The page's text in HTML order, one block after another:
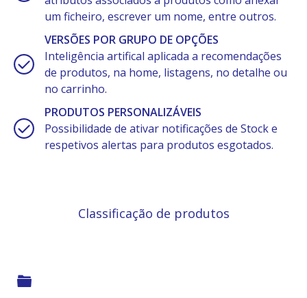
um ficheiro, escrever um nome, entre outros.
VERSÕES POR GRUPO DE OPÇÕES
Inteligência artifical aplicada a recomendações
de produtos, na home, listagens, no detalhe ou
no carrinho.
PRODUTOS PERSONALIZÁVEIS
Possibilidade de ativar notificações de Stock e
respetivos alertas para produtos esgotados.
Classificação de produtos